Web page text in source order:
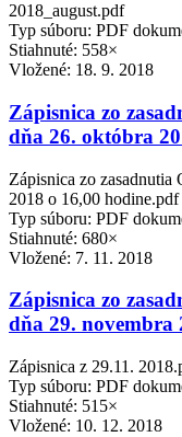
2018_august.pdf
Typ súboru: PDF
Stiahnuté: 558×
Vložené: 18. 9. 2018
Zápisnica zo
dňa 26. októbra
Zápisnica zo zasadnutia
2018 o 16,00 hodine.pdf
Typ súboru: PDF
Stiahnuté: 680×
Vložené: 7. 11. 2018
Zápisnica zo
dňa 29. novembra
Zápisnica z 29.11.
Typ súboru: PDF
Stiahnuté: 515×
Vložené: 10. 12. 2018